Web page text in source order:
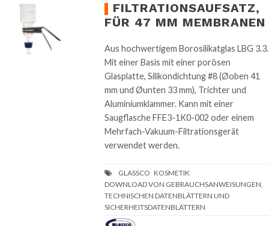
FILTRATIONSAUFSATZ,
FÜR 47 MM MEMBRANEN
Aus hochwertigem Borosilikatglas LBG 3.3.
Mit einer Basis mit einer porösen
Glasplatte, Silikondichtung #8 (Øoben 41
mm und Øunten 33 mm), Trichter und
Aluminiumklammer. Kann mit einer
Saugflasche FFE3-1K0-002 oder einem
Mehrfach-Vakuum-Filtrationsgerät
verwendet werden.
DOWNLOAD VON GEBRAUCHSANWEISUNGEN,
TECHNISCHEN DATENBLÄTTERN UND
SICHERHEITSDATENBLÄTTERN